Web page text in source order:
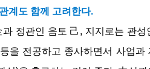
계도 함께 고려한다.
정관인 음토 己, 지지로는 관성
을 전공하고 종사하면서 사업과